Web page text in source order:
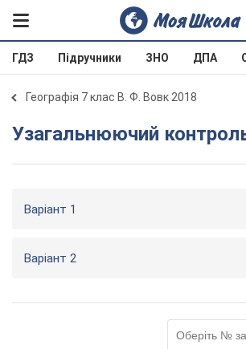
ГДЗ Підручники ЗНО ДПА
Географія 7 клас В. Ф. Вовк 2018
Узагальнюючий
Варіант 1
Варіант 2